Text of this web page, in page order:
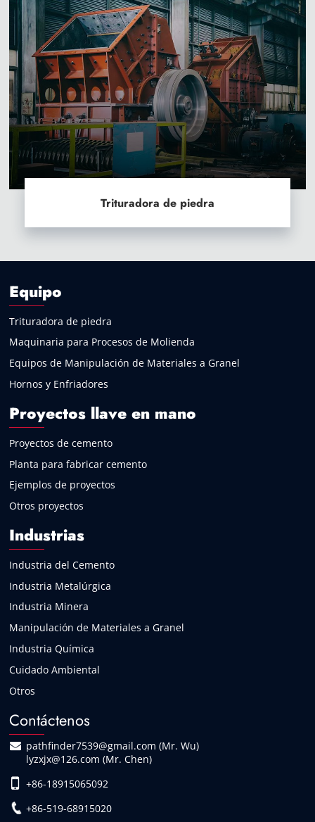
Trituradora de piedra
Equipo
Trituradora de piedra
Maquinaria para Procesos de Molienda
Equipos de Manipulación de Materiales a Granel
Hornos y Enfriadores
Proyectos llave en mano
Proyectos de cemento
Planta para fabricar cemento
Ejemplos de proyectos
Otros proyectos
Industrias
Industria del Cemento
Industria Metalúrgica
Industria Minera
Manipulación de Materiales a Granel
Industria Química
Cuidado Ambiental
Otros
Contáctenos
pathfinder7539@gmail.com (Mr. Wu)
lyzxjx@126.com (Mr. Chen)
+86-18915065092
+86-519-68915020